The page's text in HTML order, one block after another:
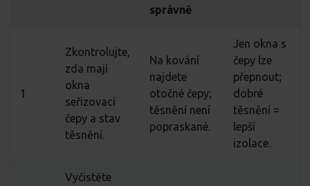
správně
1
Zkontrolujte,
zda mají
okna
seřizovací
čepy a stav
těsnění.
Na kování
najdete
otočné čepy;
těsnění není
popraskané.
Jen okna s
čepy lze
přepnout;
dobré
těsnění =
lepší
izolace.
Vyčistěte